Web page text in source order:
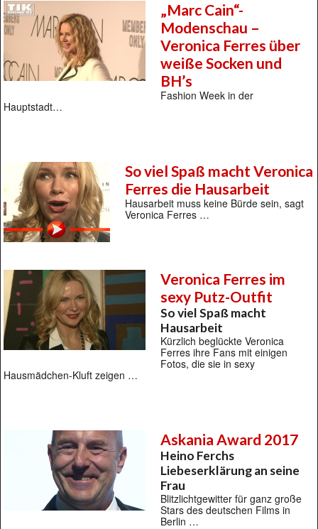
„Marc Cain“-
Modenschau –
Veronica Ferres über
weiße Socken und
BH’s
Fashion Week in der
Hauptstadt…
So viel Spaß macht Veronica
Ferres die Hausarbeit
Hausarbeit muss keine Bürde sein, sagt
Veronica Ferres …
Veronica Ferres im
sexy Putz-Outfit
So viel Spaß macht
Hausarbeit
Kürzlich beglückte Veronica
Ferres ihre Fans mit einigen
Fotos, die sie in sexy
Hausmädchen-Kluft zeigen …
Askania Award 2017
Heino Ferchs
Liebeserklärung an seine
Frau
Blitzlichtgewitter für ganz große
Stars des deutschen Films in
Berlin …